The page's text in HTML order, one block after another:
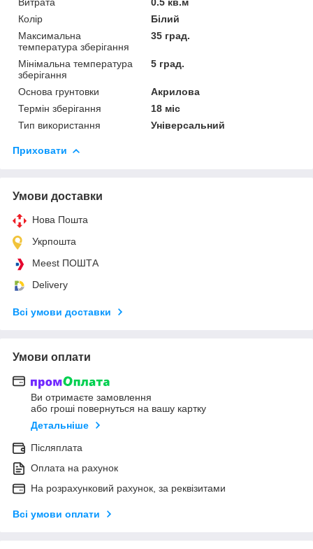
Колір
Білий
Максимальна
температура зберігання
35 град.
Мінімальна температура
зберігання
5 град.
Основа грунтовки
Акрилова
Термін зберігання
18 міс
Тип використання
Універсальний
Приховати
Умови доставки
Нова Пошта
Укрпошта
Meest ПОШТА
Delivery
Всі умови доставки
Умови оплати
Ви отримаєте замовлення
або гроші повернуться на вашу картку
Детальніше
Післяплата
Оплата на рахунок
На розрахунковий рахунок, за реквізитами
Всі умови оплати